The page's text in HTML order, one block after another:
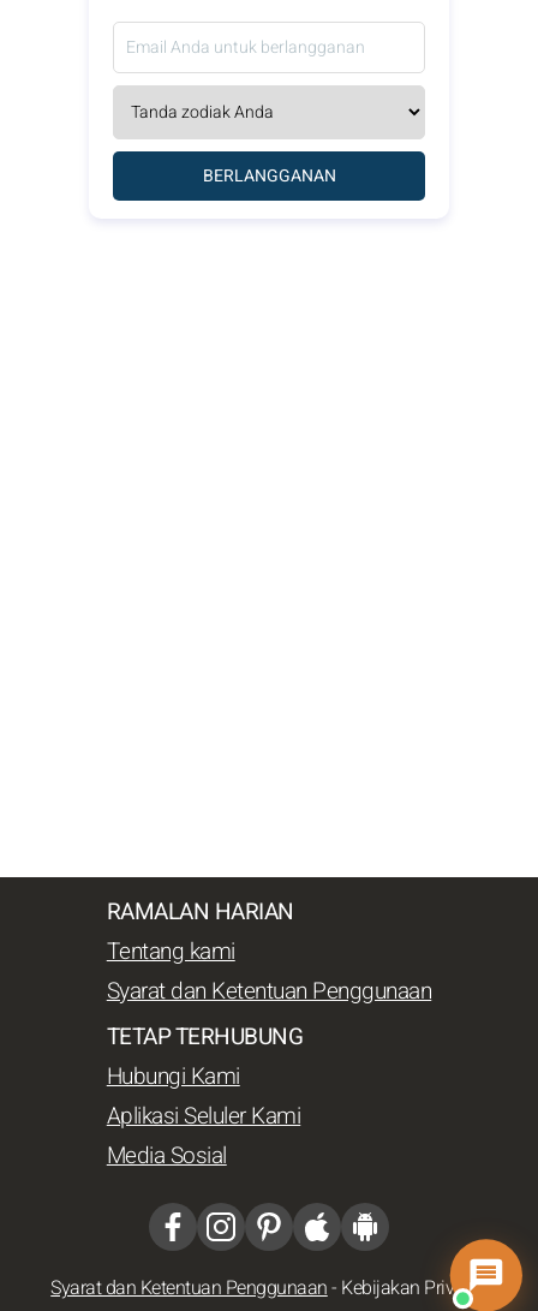
BERLANGGANAN
RAMALAN HARIAN
Tentang kami
Syarat dan Ketentuan Penggunaan
TETAP TERHUBUNG
Hubungi Kami
Aplikasi Seluler Kami
Media Sosial
Syarat dan Ketentuan Penggunaan- Kebijakan Privasi-